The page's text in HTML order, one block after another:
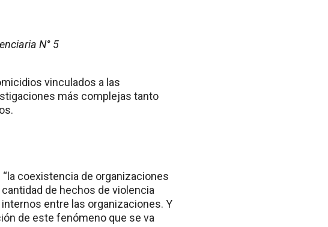
N° 5
vinculados a las
más complejas tanto
coexistencia de organizaciones
de hechos de violencia
entre las organizaciones. Y
de este fenómeno que se va